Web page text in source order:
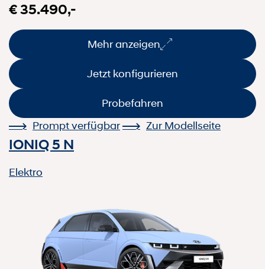
€ 35.490,-
Mehr anzeigen
Jetzt konfigurieren
Probefahren
Prompt verfügbar
Zur Modellseite
IONIQ 5 N
Elektro